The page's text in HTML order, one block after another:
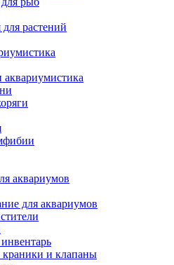
растений
аквариумистика
аквариумов
для аквариумов
и клапаны